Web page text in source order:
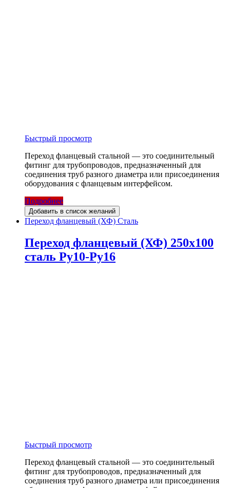
Быстрый просмотр
Переход фланцевый стальной — это соединительный
фитинг для трубопроводов, предназначенный для
соединения труб разного диаметра или присоединения
оборудования с фланцевым интерфейсом.
Подробнее
Добавить в список желаний
Переход фланцевый (ХФ) Сталь
Переход фланцевый (ХФ) 250х100
сталь Ру10-Ру16
Быстрый просмотр
Переход фланцевый стальной — это соединительный
фитинг для трубопроводов, предназначенный для
соединения труб разного диаметра или присоединения